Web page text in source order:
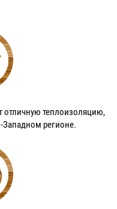
отличную теплоизоляцию,
регионе.